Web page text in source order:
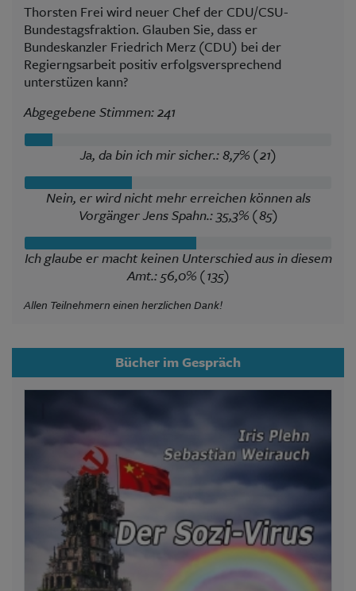
Thorsten Frei wird neuer Chef der CDU/CSU-
Bundestagsfraktion. Glauben Sie, dass er
Bundeskanzler Friedrich Merz (CDU) bei der
Regierngsarbeit positiv erfolgsversprechend
unterstüzen kann?
Abgegebene Stimmen: 241
Ja, da bin ich mir sicher.: 8,7% (21)
Nein, er wird nicht mehr erreichen können als
Vorgänger Jens Spahn.: 35,3% (85)
Ich glaube er macht keinen Unterschied aus in diesem
Amt.: 56,0% (135)
Allen Teilnehmern einen herzlichen Dank!
Bücher im Gespräch